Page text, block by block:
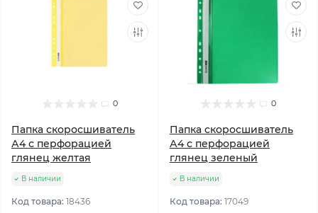
0
Папка скоросшиватель
А4 с перфорацией
глянец желтая
В наличии
Код товара: 18436
0
Папка скоросшиватель
А4 с перфорацией
глянец зеленый
В наличии
Код товара: 17049